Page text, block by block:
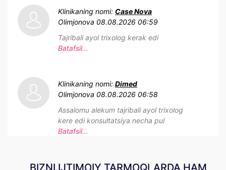
Klinikaning nomi: Case Nova
Olimjonova 08.08.2026 06:59
Tajribali ayol trixolog kerak edi
Batafsil...
Klinikaning nomi: Dimed
Olimjonova 08.08.2026 06:58
Assalomu alekum tajribali ayol trixolog
kere edi konsultatsiya necha pul
Batafsil...
BIZNI IJTIMOIY TARMOQLARDA HAM